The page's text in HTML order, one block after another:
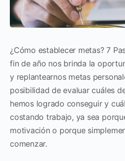
¿Cómo establecer metas? 7
fin de año nos brinda la
y replantearnos metas
posibilidad de evaluar cuáles
hemos logrado conseguir y
costando trabajo, ya sea
motivación o porque
comenzar.